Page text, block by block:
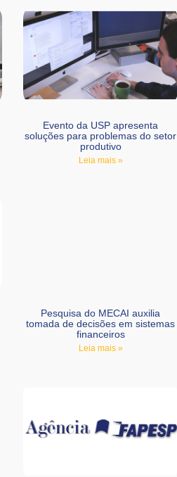
Evento da USP apresenta
soluções para problemas do setor
produtivo
Leia mais »
Pesquisa do MECAI auxilia
tomada de decisões em sistemas
financeiros
Leia mais »